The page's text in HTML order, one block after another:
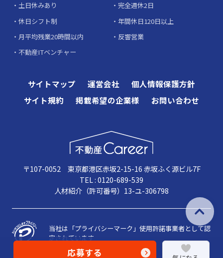
応募する
土日休みあり
完全週休2日
休日シフト制
年間休日120日以上
月平均残業20時間以内
反響営業
不動産ITベンチャー
サイトマップ 運営会社
個人情報保護方針
サイト規約
掲載希望の企業様 お問い合わせ
〒107-0052 東京都港区赤坂2-15-16 赤坂ふく源ビル7F
TEL : 0120-689-539
人材紹介（許可番号）13-ユ-306798
当社は「プライバシーマーク」使用許諾事業者として認
定されています